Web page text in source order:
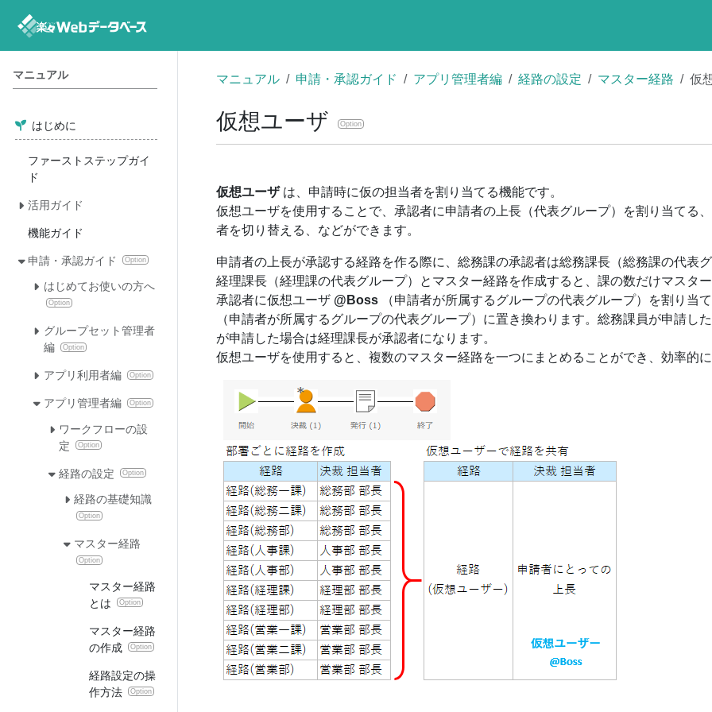
マニュアル
はじめに
ファーストステップガイ
ド
活用ガイド
機能ガイド
申請・承認ガイド Option
はじめてお使いの方へ
Option
グループセット管理者
編
Option
アプリ利用者編 Option
アプリ管理者編 Option
ワークフローの設
定
Option
経路の設定 Option
経路の基礎知識
Option
マスター経路
Option
マスター経路
とは
Option
マスター経路
の作成
Option
経路設定の操
作方法
Option
マニュアル 申請・承認ガイド アプリ管理者編 経路の設定 マスター経路 仮
仮想ユーザ Option
仮想ユーザは、申請時に仮の担当者を割り当てる機能です。
仮想ユーザを使用することで、承認者に申請者の上長（代表グループ）を割り当てる
者を切り替える、などができます。
申請者の上長が承認する経路を作る際に、総務課の承認者は総務課長（総務課の代表
経理課長（経理課の代表グループ）とマスター経路を作成すると、課の数だけマスタ
承認者に仮想ユーザ @Boss （申請者が所属するグループの代表グループ）を割り当
（申請者が所属するグループの代表グループ）に置き換わります。総務課員が申請し
が申請した場合は経理課長が承認者になります。
仮想ユーザを使用すると、複数のマスター経路を一つにまとめることができ、効率的に